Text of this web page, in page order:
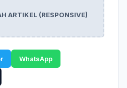
ARTIKEL (RESPONSIVE)
WhatsApp